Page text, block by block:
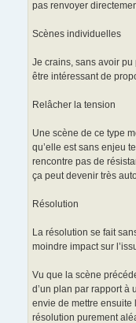
pas renvoyer
Scènes individuelles
Je crains, sans avoir
être intéressant de
Relâcher la tension
Une scène de ce type
qu’elle est sans enjeu
rencontre pas de
ça peut devenir très
Résolution
La résolution se fait
moindre impact sur
Vu que la scène
d’un plan par rapport à
envie de mettre
résolution purement